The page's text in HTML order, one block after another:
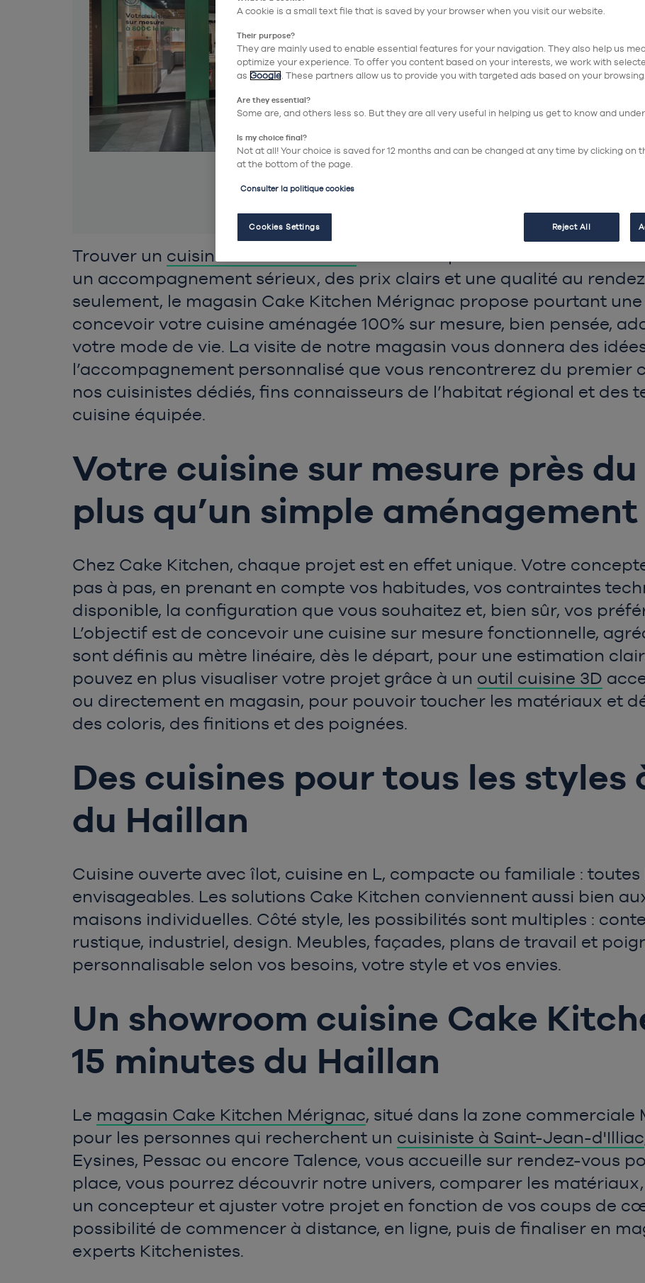
55 avenue de la
Horaires :
Trouver un cuisiniste de confiance
au Haillan peut vite devenir un
un accompagnement sérieux, des prix clairs et une qualité au
seulement, le magasin Cake Kitchen Mérignac propose pourtant
concevoir votre cuisine aménagée 100% sur mesure, bien pensée,
votre mode de vie. La visite de notre magasin vous donnera des
l’accompagnement personnalisé que vous rencontrerez du premier
nos cuisinistes dédiés, fins connaisseurs de l’habitat régional et des
cuisine équipée.
Votre cuisine sur mesure près
plus qu’un simple aménagement
Chez Cake Kitchen, chaque projet est en effet unique. Votre
pas à pas, en prenant en compte vos habitudes, vos contraintes
disponible, la configuration que vous souhaitez et, bien sûr, vos
L’objectif est de concevoir une cuisine sur mesure fonctionnelle,
sont définis au mètre linéaire, dès le départ, pour une estimation
pouvez en plus visualiser votre projet grâce à un outil cuisine 3D
ou directement en magasin, pour pouvoir toucher les matériaux et
des coloris, des finitions et des poignées.
Des cuisines pour tous les
du Haillan
Cuisine ouverte avec îlot, cuisine en L, compacte ou familiale :
envisageables. Les solutions Cake Kitchen conviennent aussi bien
maisons individuelles. Côté style, les possibilités sont multiples :
rustique, industriel, design. Meubles, façades, plans de travail et
personnalisable selon vos besoins, votre style et vos envies.
Un showroom cuisine Cake
15 minutes du Haillan
Le magasin Cake Kitchen Mérignac, situé dans la zone commerciale
pour les personnes qui recherchent un cuisiniste à Saint-Jean-d'Illiac
Eysines, Pessac ou encore Talence, vous accueille sur rendez-vous
place, vous pourrez découvrir notre univers, comparer les
un concepteur et ajuster votre projet en fonction de vos coups de
possibilité de commencer à distance, en ligne, puis de finaliser en
experts Kitchenistes.
Chargement en cours, veuillez
patienter...
A cookie is a small text file that is saved by your browser when you visit our website.
Their purpose?
They are mainly used to enable essential features for your navigation. They also help us
optimize your experience. To offer you content based on your interests, we work with
as Google. These partners allow us to provide you with targeted ads based on your browsing.
Are they essential?
Some are, and others less so. But they are all very useful in helping us get to know and
Is my choice final?
Not at all! Your choice is saved for 12 months and can be changed at any time by clicking on
at the bottom of the page.
Consulter la politique cookies
Cookies Settings Reject All